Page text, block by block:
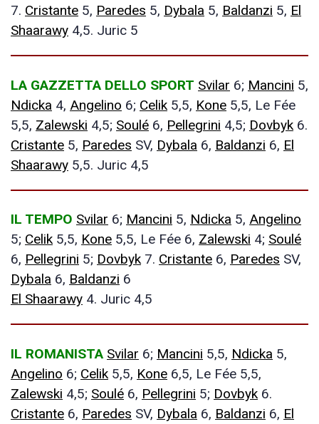
7. Cristante 5, Paredes 5, Dybala 5, Baldanzi 5, El
Shaarawy 4,5. Juric 5
LA GAZZETTA DELLO SPORT Svilar 6; Mancini 5,
Ndicka 4, Angelino 6; Celik 5,5, Kone 5,5, Le Fée
5,5, Zalewski 4,5; Soulé 6, Pellegrini 4,5; Dovbyk 6.
Cristante 5, Paredes SV, Dybala 6, Baldanzi 6, El
Shaarawy 5,5. Juric 4,5
IL TEMPO Svilar 6; Mancini 5, Ndicka 5, Angelino
5; Celik5,5, Kone 5,5, Le Fée 6, Zalewski 4; Soulé
6, Pellegrini 5; Dovbyk7. Cristante 6, Paredes SV,
Dybala 6, Baldanzi 6
El Shaarawy 4. Juric 4,5
IL ROMANISTA Svilar 6; Mancini 5,5, Ndicka 5,
Angelino 6; Celik5,5, Kone 6,5, Le Fée 5,5,
Zalewski 4,5; Soulé 6, Pellegrini 5; Dovbyk6.
Cristante 6, Paredes SV, Dybala 6, Baldanzi 6, El